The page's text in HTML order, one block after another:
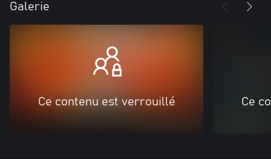
Galerie
Ce contenu est verrouillé Ce